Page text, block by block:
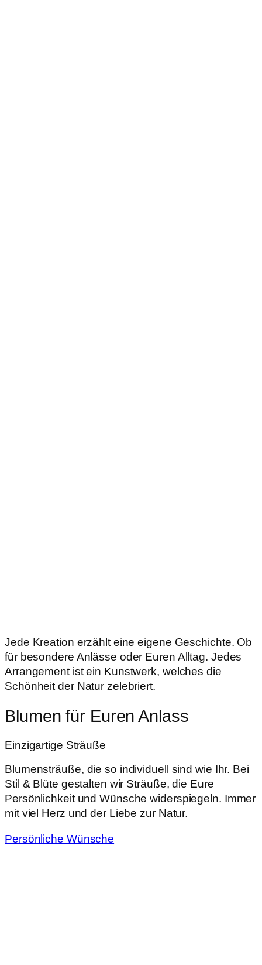
Jede Kreation erzählt eine eigene Geschichte. Ob
für besondere Anlässe oder Euren Alltag. Jedes
Arrangement ist ein Kunstwerk, welches die
Schönheit der Natur zelebriert.
Blumen für Euren Anlass
Einzigartige Sträuße
Blumensträuße, die so individuell sind wie Ihr. Bei
Stil & Blüte gestalten wir Sträuße, die Eure
Persönlichkeit und Wünsche widerspiegeln. Immer
mit viel Herz und der Liebe zur Natur.
Persönliche Wünsche